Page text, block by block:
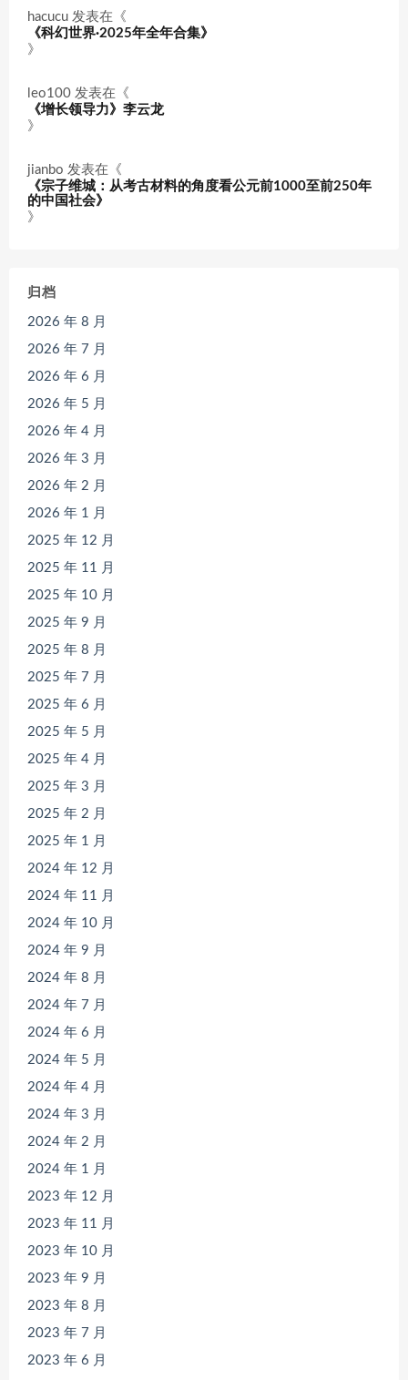
hacucu 发表在《
《科幻世界·2025年全年合集》
》
leo100 发表在《
《增长领导力》李云龙
》
jianbo 发表在《
《宗子维城：从考古材料的角度看公元前1000至前250年
的中国社会》
》
归档
2026 年 8 月
2026 年 7 月
2026 年 6 月
2026 年 5 月
2026 年 4 月
2026 年 3 月
2026 年 2 月
2026 年 1 月
2025 年 12 月
2025 年 11 月
2025 年 10 月
2025 年 9 月
2025 年 8 月
2025 年 7 月
2025 年 6 月
2025 年 5 月
2025 年 4 月
2025 年 3 月
2025 年 2 月
2025 年 1 月
2024 年 12 月
2024 年 11 月
2024 年 10 月
2024 年 9 月
2024 年 8 月
2024 年 7 月
2024 年 6 月
2024 年 5 月
2024 年 4 月
2024 年 3 月
2024 年 2 月
2024 年 1 月
2023 年 12 月
2023 年 11 月
2023 年 10 月
2023 年 9 月
2023 年 8 月
2023 年 7 月
2023 年 6 月